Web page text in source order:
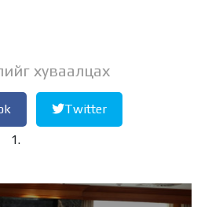
хуваалцах
Twitter